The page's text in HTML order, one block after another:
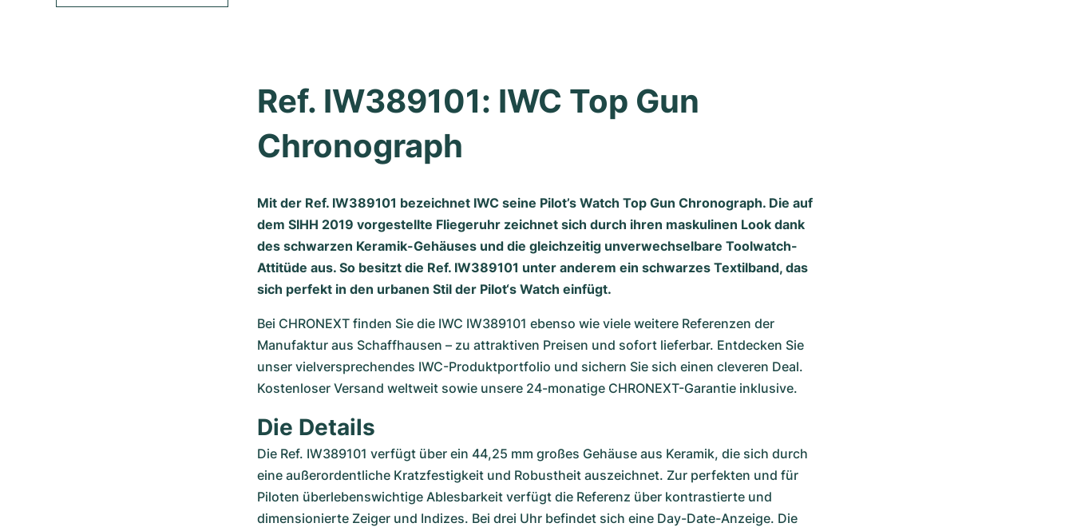
Ref. IW389101: IWC Top Gun
Chronograph
Mit der Ref. IW389101 bezeichnet IWC seine Pilot’s Watch Top Gun Chronograph. Die auf
dem SIHH 2019 vorgestellte Fliegeruhr zeichnet sich durch ihren maskulinen Look dank
des schwarzen Keramik-Gehäuses und die gleichzeitig unverwechselbare Toolwatch-
Attitüde aus. So besitzt die Ref. IW389101 unter anderem ein schwarzes Textilband, das
sich perfekt in den urbanen Stil der Pilot‘s Watch einfügt.
Bei CHRONEXT finden Sie die IWC IW389101 ebenso wie viele weitere Referenzen der
Manufaktur aus Schaffhausen – zu attraktiven Preisen und sofort lieferbar. Entdecken Sie
unser vielversprechendes IWC-Produktportfolio und sichern Sie sich einen cleveren Deal.
Kostenloser Versand weltweit sowie unsere 24-monatige CHRONEXT-Garantie inklusive.
Die Details
Die Ref. IW389101 verfügt über ein 44,25 mm großes Gehäuse aus Keramik, die sich durch
eine außerordentliche Kratzfestigkeit und Robustheit auszeichnet. Zur perfekten und für
Piloten überlebenswichtige Ablesbarkeit verfügt die Referenz über kontrastierte und
dimensionierte Zeiger und Indizes. Bei drei Uhr befindet sich eine Day-Date-Anzeige. Die